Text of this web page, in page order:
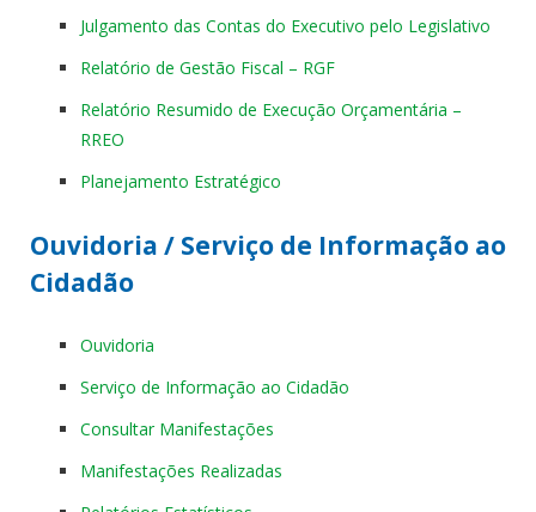
Julgamento das Contas do Executivo pelo Legislativo
Relatório de Gestão Fiscal – RGF
Relatório Resumido de Execução Orçamentária –
RREO
Planejamento Estratégico
Ouvidoria / Serviço de Informação ao
Cidadão
Ouvidoria
Serviço de Informação ao Cidadão
Consultar Manifestações
Manifestações Realizadas